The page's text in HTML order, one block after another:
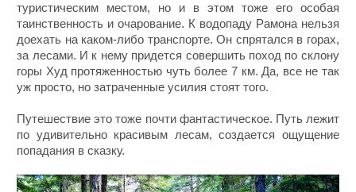
туристическим местом, но и в этом тоже его особая
таинственность и очарование. К водопаду Рамона нельзя
доехать на каком-либо транспорте. Он спрятался в горах,
за лесами. И к нему придется совершить поход по склону
горы Худ протяженностью чуть более 7 км. Да, все не так
уж просто, но затраченные усилия стоят того.
Путешествие это тоже почти фантастическое. Путь лежит
по удивительно красивым лесам, создается ощущение
попадания в сказку.